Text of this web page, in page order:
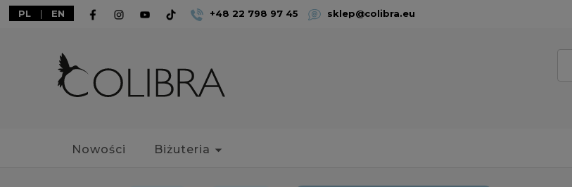
PL | EN +48 22 798 97 45 sklep@colibra.eu
Nowości Biżuteria